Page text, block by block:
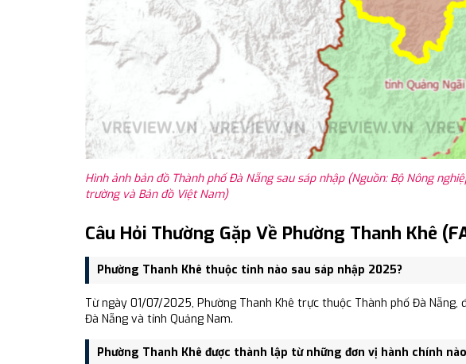
Hình ảnh bản đồ Thành phố Đà Nẵng sau sáp nhập (Nguồn: Bộ Nông
trường và Bản đồ Việt Nam)
Câu Hỏi Thường Gặp Về Phường Thanh Khê
Phường Thanh Khê thuộc tỉnh nào sau sáp nhập 2025?
Từ ngày 01/07/2025, Phường Thanh Khê trực thuộc Thành phố Đà
Đà Nẵng và tỉnh Quảng Nam.
Phường Thanh Khê được thành lập từ những đơn vị hành chính